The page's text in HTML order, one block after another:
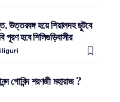
উত্তরবঙ্গ হয়ে শিয়ালদহ ছুটবে
পূরণ হবে শিলিগুড়িবাসীর
গোবিন্দ শরণজী মহারাজ ?